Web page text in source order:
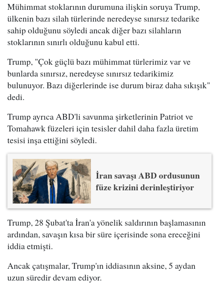
Mühimmat stoklarının durumuna ilişkin soruya Trump,
ülkenin bazı silah türlerinde neredeyse sınırsız tedarike
sahip olduğunu söyledi ancak diğer bazı silahların
stoklarının sınırlı olduğunu kabul etti.
Trump, "Çok güçlü bazı mühimmat türlerimiz var ve
bunlarda sınırsız, neredeyse sınırsız tedarikimiz
bulunuyor. Bazı diğerlerinde ise durum biraz daha sıkışık"
dedi.
Trump ayrıca ABD'li savunma şirketlerinin Patriot ve
Tomahawk füzeleri için tesisler dahil daha fazla üretim
tesisi inşa ettiğini söyledi.
İran savaşı ABD ordusunun
füze krizini derinleştiriyor
Trump, 28 Şubat'ta İran'a yönelik saldırının başlamasının
ardından, savaşın kısa bir süre içerisinde sona ereceğini
iddia etmişti.
Ancak çatışmalar, Trump'ın iddiasının aksine, 5 aydan
uzun süredir devam ediyor.